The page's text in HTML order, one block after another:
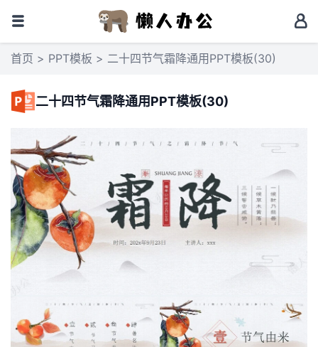
首页 > PPT模板 > 二十四节气霜降通用PPT模板(30)
二十四节气霜降通用PPT模板(30)